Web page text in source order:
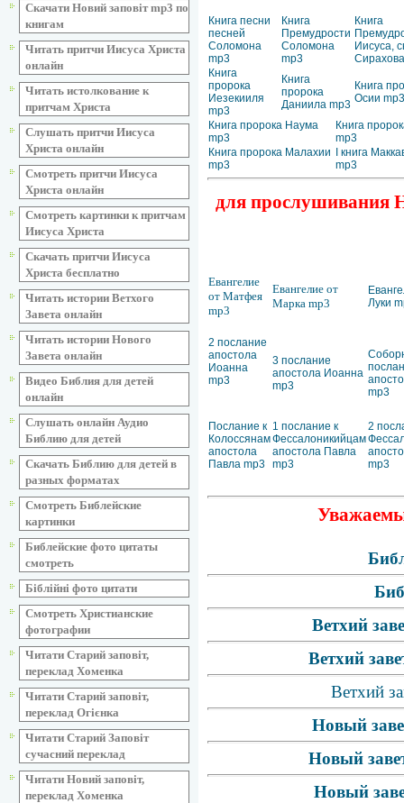
Скачати Новий заповіт mp3 по
книгам
Читать притчи Иисуса Христа
онлайн
Читать истолкование к
притчам Христа
Слушать притчи Иисуса
Христа онлайн
Смотреть притчи Иисуса
Христа онлайн
Смотреть картинки к притчам
Иисуса Христа
Скачать притчи Иисуса
Христа бесплатно
Читать истории Ветхого
Завета онлайн
Читать истории Нового
Завета онлайн
Видео Библия для детей
онлайн
Слушать онлайн Аудио
Библию для детей
Скачать Библию для детей в
разных форматах
Смотреть Библейские
картинки
Библейские фото цитаты
смотреть
Біблійні фото цитати
Смотреть Христианские
фотографии
Читати Старий заповіт,
переклад Хоменка
Читати Старий заповіт,
переклад Огієнка
Читати Старий Заповіт
сучасний переклад
Читати Новий заповіт,
переклад Хоменка
Книга песни
песней
Соломона
mp3
Книга
Премудрости
Соломона
mp3
Книга
Иисуса,
Книга
пророка
Иезекииля
mp3
Книга
пророка
Даниила mp3
Книга
Осии mp3
Книга пророка Наума
mp3
Книга
mp3
Книга пророка Малахии
mp3
I книга
mp3
для прослушивания
Евангелие
от Матфея
mp3
Евангелие от
Марка mp3
Луки
2 послание
апостола
Иоанна
mp3
3 послание
апостола Иоанна
mp3
mp3
Послание к
Колоссянам
апостола
Павла mp3
1 послание к
Фессалоникийцам
апостола Павла
mp3
2
mp3
Ветхий
Ветхий
Ветхий
Новый
Новый
Новый